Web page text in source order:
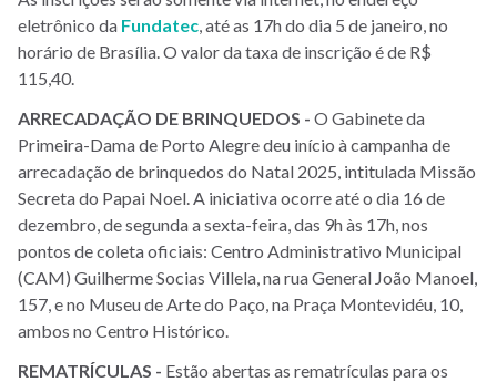
eletrônico da Fundatec , até as 17h do dia 5 de janeiro, no
horário de Brasília. O valor da taxa de inscrição é de R$
115,40.
ARRECADAÇÃO DE BRINQUEDOS - O Gabinete da
Primeira-Dama de Porto Alegre deu início à campanha de
arrecadação de brinquedos do Natal 2025, intitulada Missão
Secreta do Papai Noel. A iniciativa ocorre até o dia 16 de
dezembro, de segunda a sexta-feira, das 9h às 17h, nos
pontos de coleta oficiais: Centro Administrativo Municipal
(CAM) Guilherme Socias Villela, na rua General João Manoel,
157, e no Museu de Arte do Paço, na Praça Montevidéu, 10,
ambos no Centro Histórico.
REMATRÍCULAS - Estão abertas as rematrículas para os